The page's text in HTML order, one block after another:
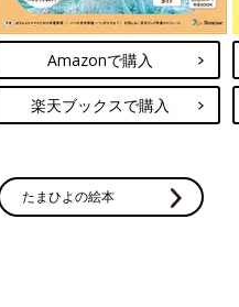
Amazonで購入
楽天ブックスで購入
たまひよの絵本